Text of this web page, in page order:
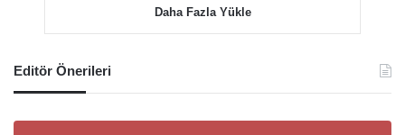
Daha Fazla Yükle
Editör Önerileri